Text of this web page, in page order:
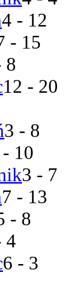
4 - 12
- 15
8
12 - 20
3 - 8
10
3 - 7
7 - 13
- 8
4
6 - 3